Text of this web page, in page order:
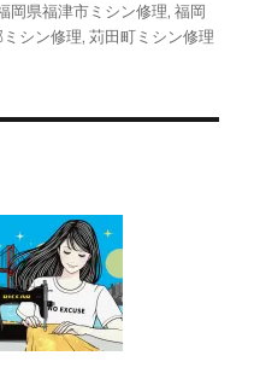
岡県福津市ミシン修理,福岡
シン修理,苅田町ミシン修理